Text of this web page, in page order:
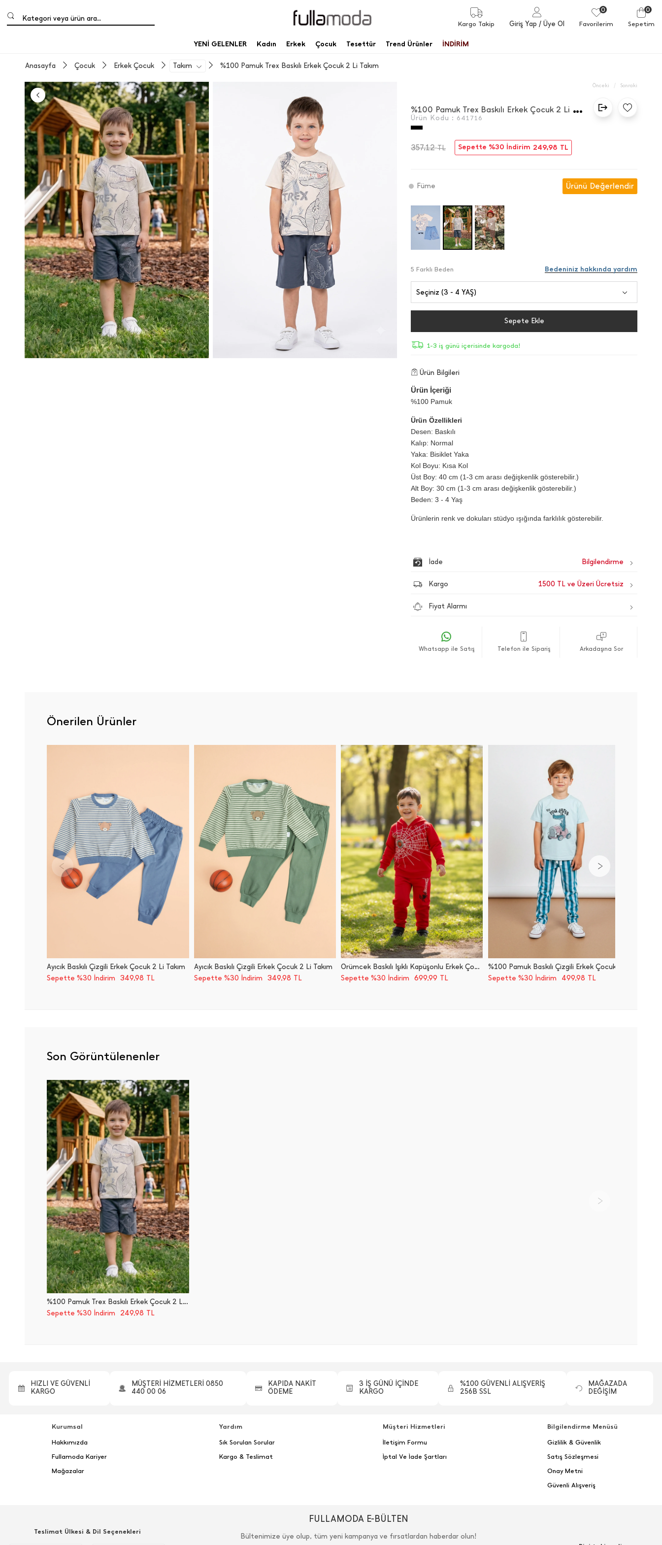
Kategori veya ürün ara..
Kargo Takip Giriş Yap / Üye Ol
0
Favorilerim
0
Sepetim
YENİ GELENLER Kadın Erkek Çocuk Tesettür Trend Ürünler İNDİRİM
%100 Pamuk Trex Baskılı Erkek Çocuk 2 Li Takım
Takım
Erkek Çocuk
Çocuk
Anasayfa
Önceki / Sonraki
%
100 Pamuk Trex Baskılı Erkek Çocuk 2 Li Takım
Ürün Kodu : 641716
357,12TL Sepette %30 İndirim 249,98 TL
Füme Ürünü Değerlendir
5 Farklı Beden Bedeniniz hakkında yardım
Seçiniz (3 - 4 YAŞ)
Sepete Ekle
1-3 iş günü içerisinde kargoda!
Ürün Bilgileri
Ürün İçeriği
%100 Pamuk
Ürün Özellikleri
Desen: Baskılı
Kalıp: Normal
Yaka: Bisiklet Yaka
Kol Boyu: Kısa Kol
Üst Boy: 40 cm (1-3 cm arası değişkenlik gösterebilir.)
Alt Boy: 30 cm (1-3 cm arası değişkenlik gösterebilir.)
Beden: 3 - 4 Yaş
Ürünlerin renk ve dokuları stüdyo ışığında farklılık gösterebilir.
İade
Kargo 1500 TL ve Üzeri Ücretsiz
Fiyat Alarmı
Whatsapp ile Satış Telefon ile Sipariş Arkadaşına Sor
Önerilen Ürünler
Ayıcık Baskılı Çizgili Erkek Çocuk 2 Li Takım
Sepette %30 İndirim
349,98 TL
Ayıcık Baskılı Çizgili Erkek Çocuk 2 Li Takım
Sepette %30 İndirim
349,98 TL
Örümcek Baskılı Işıklı Kapüşonlu Erkek Çocuk Takım
Sepette %30 İndirim
699,99 TL
Sepette %30 İndirim
499,98 TL
Son Görüntülenenler
%100 Pamuk Trex Baskılı Erkek Çocuk 2 Li Takım
Sepette %30 İndirim
249,98 TL
HIZLI VE GÜVENLİ
KARGO
MÜŞTERİ HİZMETLERİ 0850
440 00 06
KAPIDA NAKİT
ÖDEME
3 İŞ GÜNÜ İÇİNDE
KARGO
%100 GÜVENLİ ALIŞVERİŞ
256B SSL
MAĞAZADA
DEĞİŞİM
Kurumsal
Hakkımızda
Fullamoda Kariyer
Mağazalar
Yardım
Sık Sorulan Sorular
Kargo & Teslimat
Müşteri Hizmetleri
İletişim Formu
İptal Ve İade Şartları
Bilgilendirme Menüsü
Gizlilik & Güvenlik
Satış Sözleşmesi
Onay Metni
Güvenli Alışveriş
Teslimat Ülkesi & Dil Seçenekleri
FULLAMODA E-BÜLTEN
Bültenimize üye olup, tüm yeni kampanya ve fırsatlardan haberdar olun!